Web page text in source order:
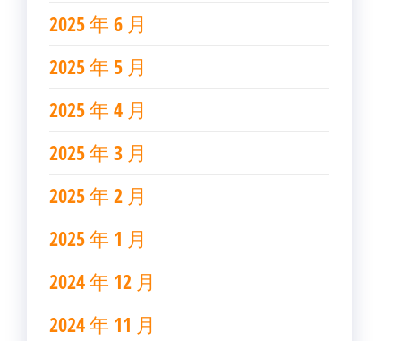
2025 年 6 月
2025 年 5 月
2025 年 4 月
2025 年 3 月
2025 年 2 月
2025 年 1 月
2024 年 12 月
2024 年 11 月